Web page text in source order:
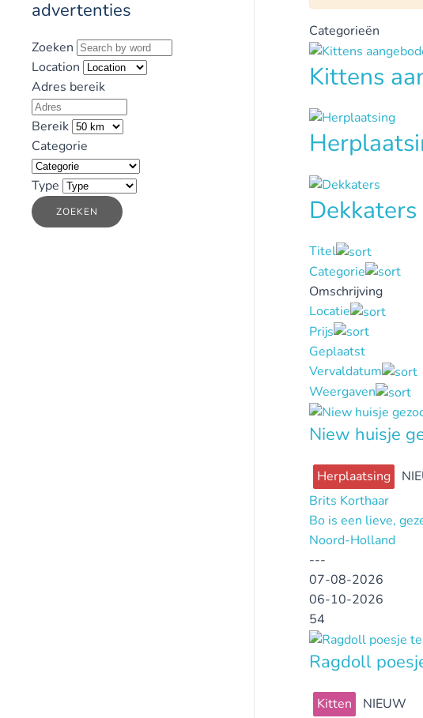
Categorieën
Kittens
Dekkaters
Titel
Categorie
Omschrijving
Locatie
Prijs
Geplaatst
Vervaldatum
Weergaven
Niew huisje
Herplaatsing
Brits Korthaar
Bo is een lieve,
Noord-Holland
---
07-08-2026
06-10-2026
54
Ragdoll
Kitten
NIEUW
advertenties
Zoeken
Location
Adres bereik
Bereik
Categorie
Type
ZOEKEN